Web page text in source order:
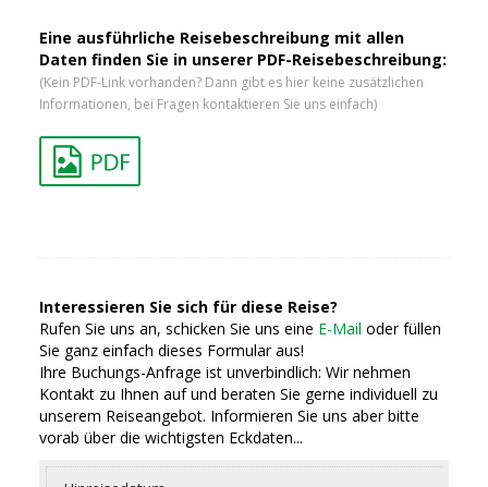
Eine ausführliche Reisebeschreibung mit allen
Daten finden Sie in unserer PDF-Reisebeschreibung:
(Kein PDF-Link vorhanden? Dann gibt es hier keine zusätzlichen
Informationen, bei Fragen kontaktieren Sie uns einfach)
Interessieren Sie sich für diese Reise?
Rufen Sie uns an, schicken Sie uns eine E-Mail oder füllen
Sie ganz einfach dieses Formular aus!
Ihre Buchungs-Anfrage ist unverbindlich: Wir nehmen
Kontakt zu Ihnen auf und beraten Sie gerne individuell zu
unserem Reiseangebot. Informieren Sie uns aber bitte
vorab über die wichtigsten Eckdaten...